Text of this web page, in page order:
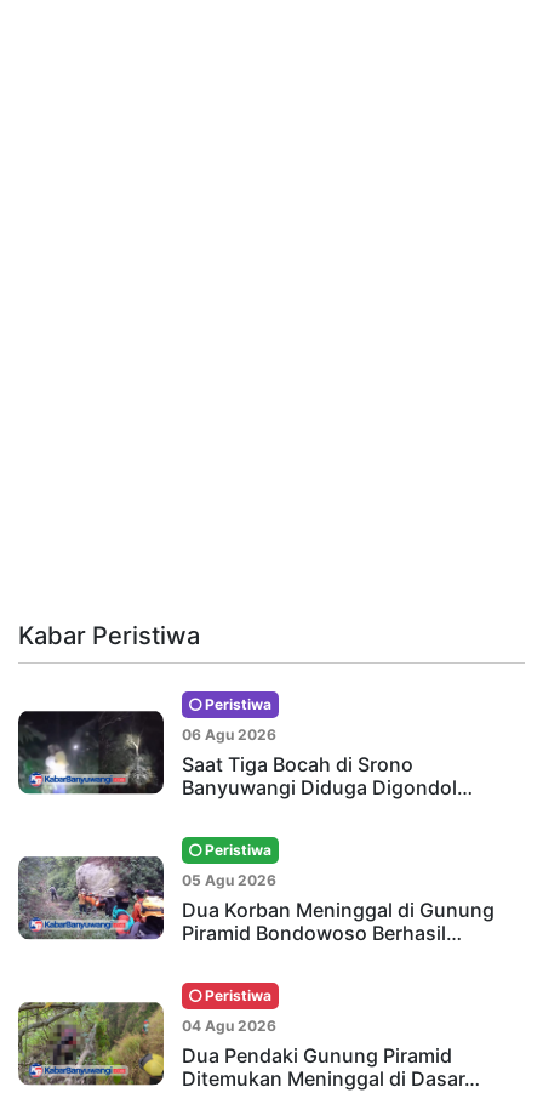
Kabar Peristiwa
Peristiwa
06 Agu 2026
Saat Tiga Bocah di Srono
Banyuwangi Diduga Digondol…
Peristiwa
05 Agu 2026
Dua Korban Meninggal di Gunung
Piramid Bondowoso Berhasil…
Peristiwa
04 Agu 2026
Dua Pendaki Gunung Piramid
Ditemukan Meninggal di Dasar…